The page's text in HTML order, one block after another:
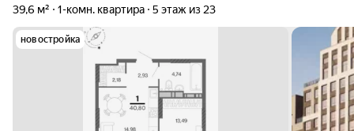
39,6 м²
1-комн. квартира 5 этаж из 23
новостройка